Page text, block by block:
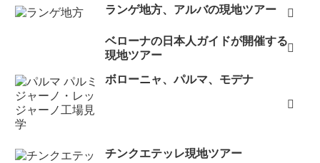
ランゲ地方、アルバの現地ツアー
ベローナの日本人ガイドが開催する
現地ツアー
ボローニャ、パルマ、モデナ
チンクエテッレ現地ツアー